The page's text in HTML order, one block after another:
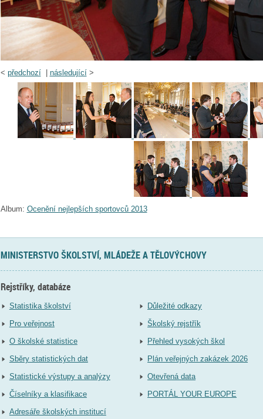
< předchozí| následující>
Album: Ocenění nejlepších sportovců 2013
MINISTERSTVO ŠKOLSTVÍ, MLÁDEŽE A TĚLOVÝCHOVY
Rejstříky, databáze
Statistika školství
Pro veřejnost
O školské statistice
Sběry statistických dat
Statistické výstupy a analýzy
Číselníky a klasifikace
Adresáře školských institucí
Důležité odkazy
Školský rejstřík
Přehled vysokých škol
Plán veřejných zakázek 2026
Otevřená data
PORTÁL YOUR EUROPE